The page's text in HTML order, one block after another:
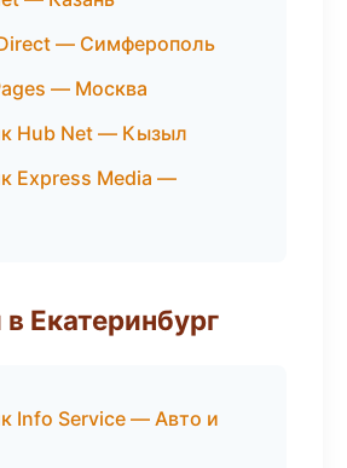
— Симферополь
— Москва
Hub Net — Кызыл
Express Media —
Екатеринбург
Info Service — Авто и